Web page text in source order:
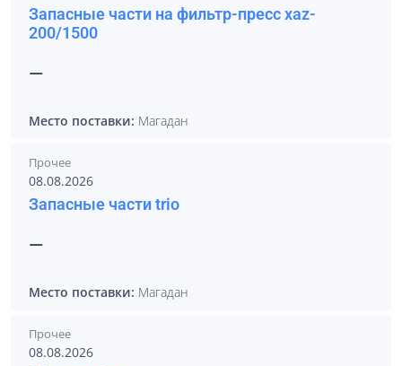
Запасные части на фильтр-пресс xaz-
200/1500
—
Место поставки: Магадан
Прочее
08.08.2026
Запасные части trio
—
Место поставки: Магадан
Прочее
08.08.2026